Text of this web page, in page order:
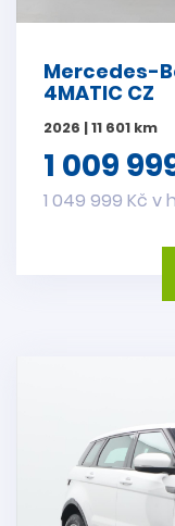
Mercedes-
4MATIC CZ
2026 | 11 601 km
1 009
1 049 999 Kč v